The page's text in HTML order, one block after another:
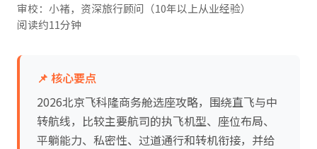
审校：小褚，资深旅行顾问（10年以上从业经验）
阅读约11分钟
📌 核心要点
2026北京飞科隆商务舱选座攻略，围绕直飞与中
转航线，比较主要航司的执飞机型、座位布局、
平躺能力、私密性、过道通行和转机衔接，并给